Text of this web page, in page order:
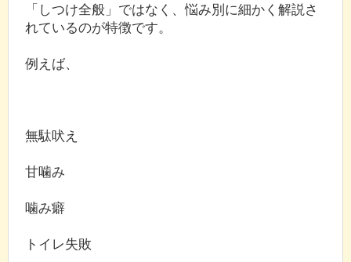
「しつけ全般」ではなく、悩み別に細かく解説さ
れているのが特徴です。
例えば、
無駄吠え
甘噛み
噛み癖
トイレ失敗